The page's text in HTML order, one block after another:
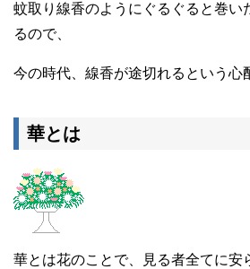
蚊取り線香のようにぐるぐると巻い
るので、
今の時代、線香が途切れるという心
華とは
華とは花のことで、見る者全てに安